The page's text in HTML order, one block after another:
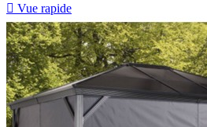
 Vue rapide